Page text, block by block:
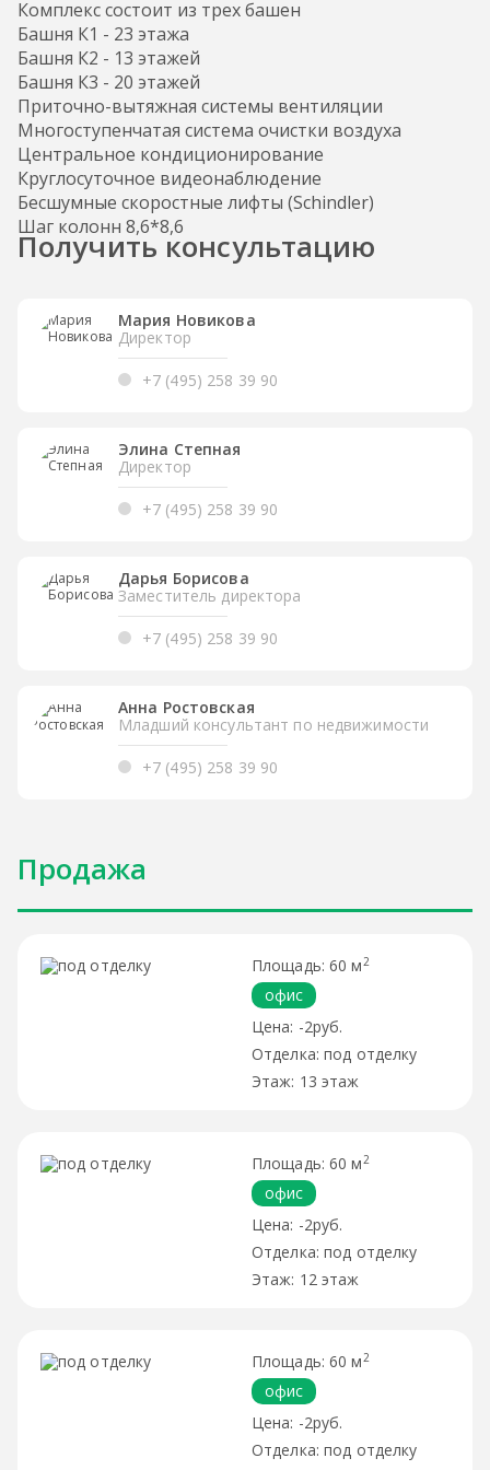
Комплекс состоит из трех башен
Башня К1 - 23 этажа
Башня К2 - 13 этажей
Башня К3 - 20 этажей
Приточно-вытяжная системы вентиляции
Многоступенчатая система очистки воздуха
Центральное кондиционирование
Круглосуточное видеонаблюдение
Бесшумные скоростные лифты (Schindler)
Шаг колонн 8,6*8,6
Получить консультацию
Мария Новикова
Директор
+7 (495) 258 39 90
Элина Степная
Директор
+7 (495) 258 39 90
Дарья Борисова
Заместитель директора
+7 (495) 258 39 90
Анна Ростовская
Младший консультант по недвижимости
+7 (495) 258 39 90
Продажа
60 м 2
офис
-2руб.
под отделку
13 этаж
60 м 2
офис
-2руб.
под отделку
12 этаж
60 м 2
офис
-2руб.
под отделку